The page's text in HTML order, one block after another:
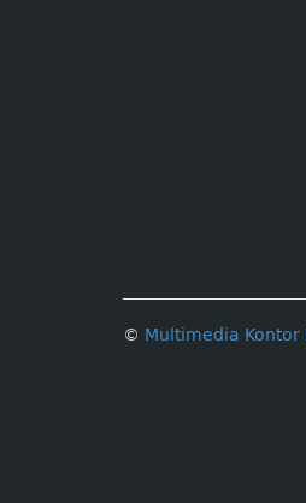
© Multimedia